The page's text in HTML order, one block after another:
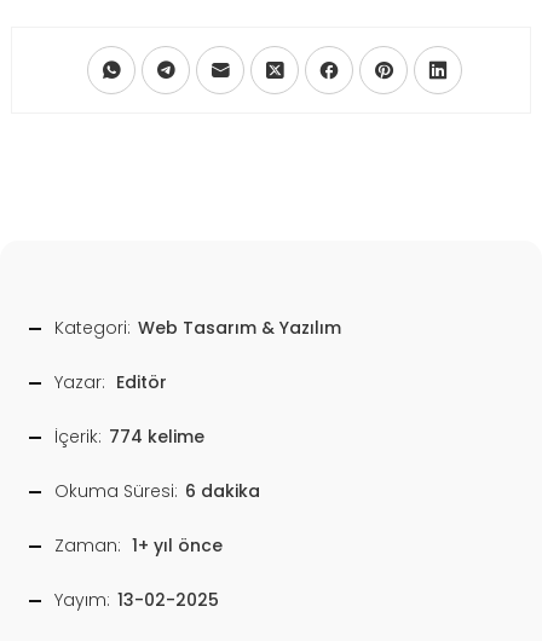
Kategori: Web Tasarım & Yazılım
Yazar: Editör
İçerik: 774 kelime
Okuma Süresi: 6 dakika
Zaman: 1+ yıl önce
Yayım: 13-02-2025